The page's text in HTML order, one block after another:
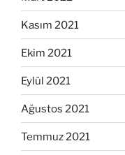
Kasım 2021
Ekim 2021
Eylül 2021
Ağustos 2021
Temmuz 2021